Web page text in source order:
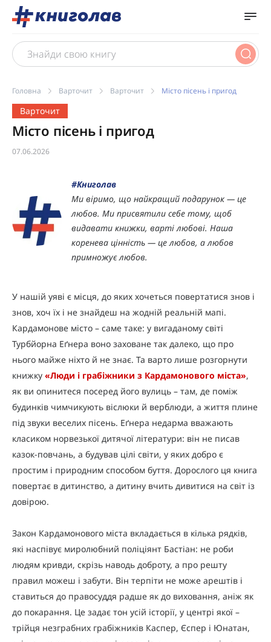
Головна Варточит Варточит Місто пісень і пригод
Варточит
Місто пісень і пригод
07.06.2026
#Книголав
Ми віримо, що найкращий подарунок — це
любов. Ми присвятили себе тому, щоб
видавати книжки, варті любові. Наша
коренева цінність — це любов, а любов
примножує любов.
У нашій уяві є місця, до яких хочеться повертатися знов і
знов, хоч їх і не знайдеш на жодній реальній мапі.
Кардамонове місто – саме таке: у вигаданому світі
Турбйорна Еґнера воно заховане так далеко, що про
нього майже ніхто й не знає. Та варто лише розгорнути
книжку «Люди і грабіжники з Кардамонового міста»,
як ви опинитеся посеред його вулиць – там, де поміж
будинків чимчикують віслюки й верблюди, а життя плине
під звуки веселих пісень. Еґнера недарма вважають
класиком норвезької дитячої літератури: він не писав
казок-повчань, а будував цілі світи, у яких добро є
простим і природним способом буття. Дорослого ця книга
повертає в дитинство, а дитину вчить дивитися на світ із
довірою.
Закон Кардамонового міста вкладається в кілька рядків,
які наспівує миролюбний поліціянт Бастіан: не роби
людям кривди, скрізь наводь доброту, а про решту
правил можеш і забути. Він терпіти не може арештів і
ставиться до правосуддя радше як до виховання, аніж як
до покарання. Це задає тон усій історії, у центрі якої –
трійця незграбних грабіжників Каспер, Єспер і Юнатан,